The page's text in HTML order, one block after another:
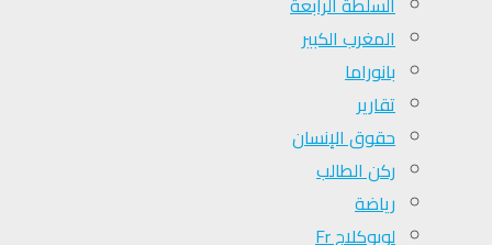
المغرب الكبير
بانوراما
تقارير
حقوق الإنسان
ركن الطالب
رياضة
لوبوكلاج Fr